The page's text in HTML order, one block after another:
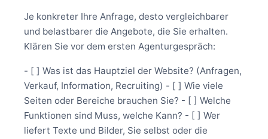
Je konkreter Ihre Anfrage, desto vergleichbarer
und belastbarer die Angebote, die Sie erhalten.
Klären Sie vor dem ersten Agenturgespräch:
- [ ] Was ist das Hauptziel der Website? (Anfragen,
Verkauf, Information, Recruiting) - [ ] Wie viele
Seiten oder Bereiche brauchen Sie? - [ ] Welche
Funktionen sind Muss, welche Kann? - [ ] Wer
liefert Texte und Bilder, Sie selbst oder die